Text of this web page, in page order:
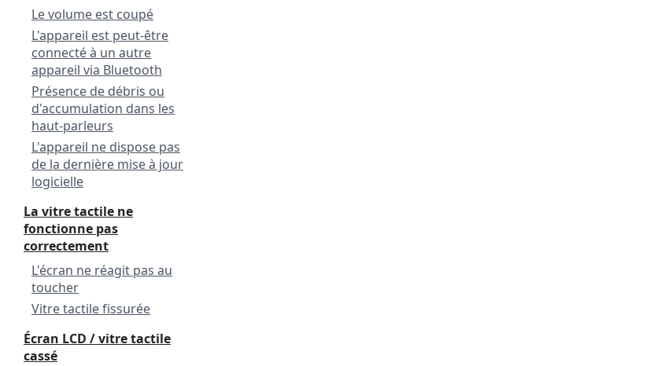
Le volume est coupé
L'appareil est peut-être
connecté à un autre
appareil via Bluetooth
Présence de débris ou
d'accumulation dans les
haut-parleurs
L'appareil ne dispose pas
de la dernière mise à jour
logicielle
La vitre tactile ne
fonctionne pas
correctement
L'écran ne réagit pas au
toucher
Vitre tactile fissurée
Écran LCD / vitre tactile
cassé